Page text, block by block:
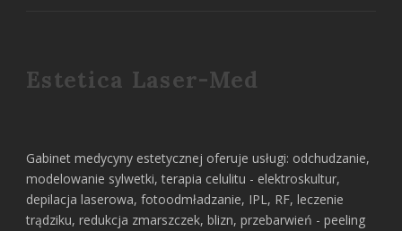
Estetica Laser-Med
Gabinet medycyny estetycznej oferuje usługi: odchudzanie,
modelowanie sylwetki, terapia celulitu - elektroskultur,
depilacja laserowa, fotoodmładzanie, IPL, RF, leczenie
trądziku, redukcja zmarszczek, blizn, przebarwień - peeling